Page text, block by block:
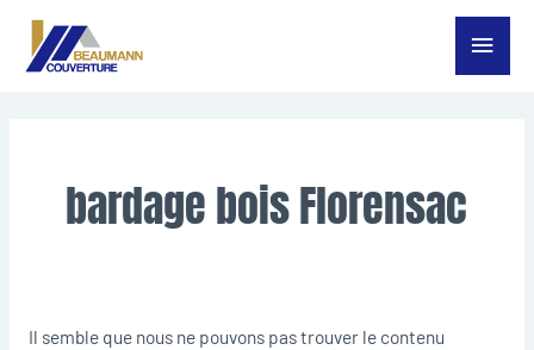
Aller
Menu
bardage bois Florensac
Il semble que nous ne pouvons pas trouver le contenu